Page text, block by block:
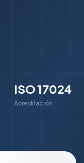
ISO 17024
Acreditación